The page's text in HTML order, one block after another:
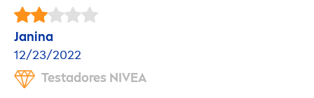
Janina
12/23/2022
Testadores NIVEA